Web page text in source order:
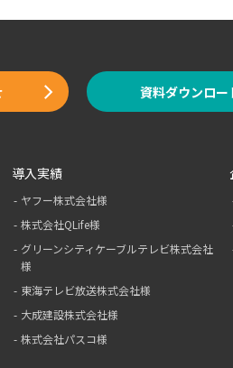
資料ダウンロー
導入実績
ヤフー株式会社様
株式会社QLife様
グリーンシティケーブルテレビ株式会社
様
東海テレビ放送株式会社様
大成建設株式会社様
株式会社パスコ様